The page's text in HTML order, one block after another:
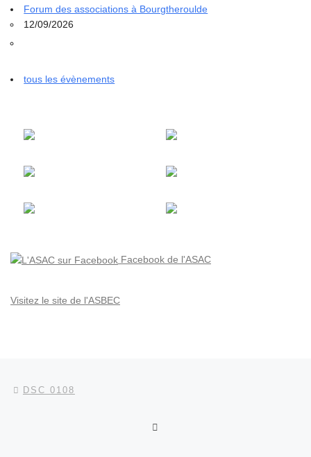
Forum des associations à Bourgtheroulde
12/09/2026
tous les évènements
Facebook de l'ASAC
Visitez le site de l'ASBEC
Parcourir les articles
DSC 0108